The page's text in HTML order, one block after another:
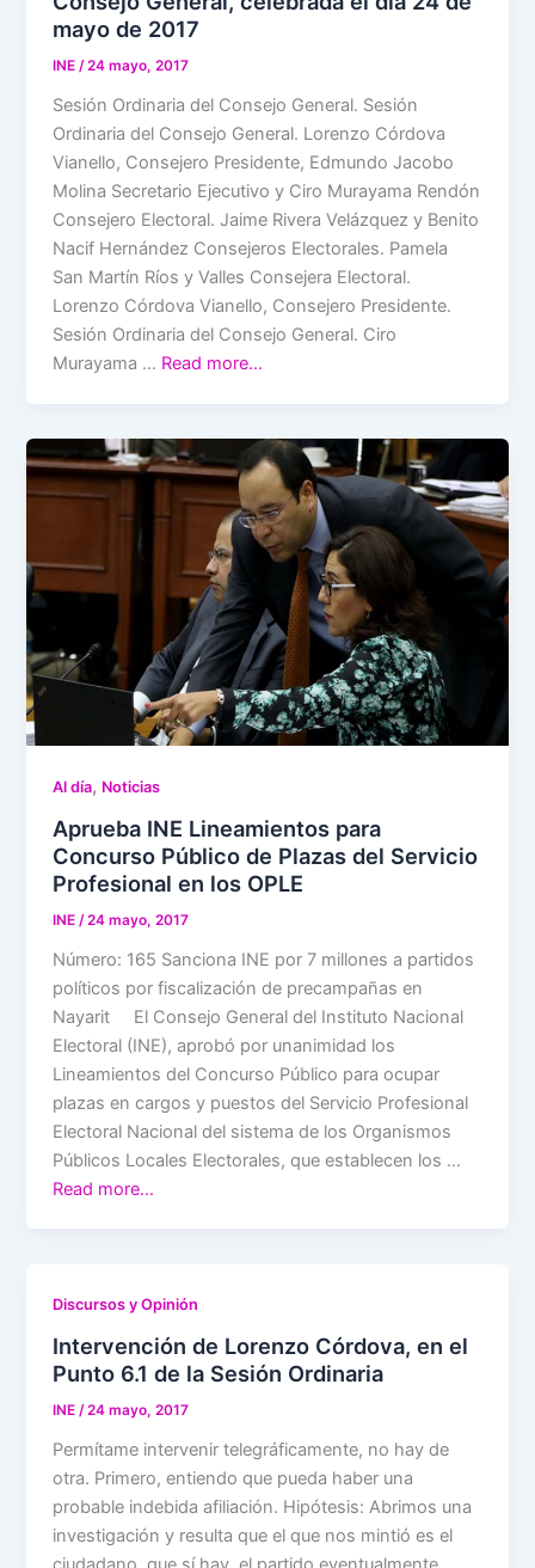
mayo de 2017
INE/24 mayo, 2017
Sesión Ordinaria del Consejo General. Sesión
Ordinaria del Consejo General. Lorenzo Córdova
Vianello, Consejero Presidente, Edmundo Jacobo
Molina Secretario Ejecutivo y Ciro Murayama Rendón
Consejero Electoral. Jaime Rivera Velázquez y Benito
Nacif Hernández Consejeros Electorales. Pamela
San Martín Ríos y Valles Consejera Electoral.
Lorenzo Córdova Vianello, Consejero Presidente.
Sesión Ordinaria del Consejo General. Ciro
Murayama … Read more…
Al día, Noticias
Aprueba INE Lineamientos para
Concurso Público de Plazas del Servicio
Profesional en los OPLE
INE /24 mayo, 2017
Número: 165 Sanciona INE por 7 millones a partidos
políticos por fiscalización de precampañas en
Nayarit El Consejo General del Instituto Nacional
Electoral (INE), aprobó por unanimidad los
Lineamientos del Concurso Público para ocupar
plazas en cargos y puestos del Servicio Profesional
Electoral Nacional del sistema de los Organismos
Públicos Locales Electorales, que establecen los …
Read more…
Discursos y Opinión
Intervención de Lorenzo Córdova, en el
Punto 6.1 de la Sesión Ordinaria
INE/24 mayo, 2017
Permítame intervenir telegráficamente, no hay de
otra. Primero, entiendo que pueda haber una
probable indebida afiliación. Hipótesis: Abrimos una
investigación y resulta que el que nos mintió es el